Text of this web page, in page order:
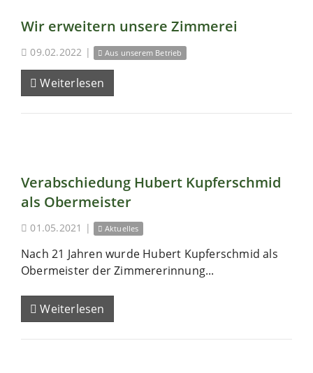
Wir erweitern unsere Zimmerei
09.02.2022 | Aus unserem Betrieb
Weiterlesen
Verabschiedung Hubert Kupferschmid
als Obermeister
01.05.2021 | Aktuelles
Nach 21 Jahren wurde Hubert Kupferschmid als
Obermeister der Zimmererinnung...
Weiterlesen